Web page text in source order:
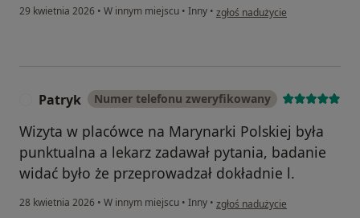
29 kwietnia 2026 • W innym miejscu • Inny • w opinii użytkownika LL
zgłoś nadużycie
Patryk Numer telefonu zweryfikowany
Wizyta w placówce na Marynarki Polskiej była
punktualna a lekarz zadawał pytania, badanie
widać było że przeprowadzał dokładnie l.
28 kwietnia 2026 • W innym miejscu • Inny • w opinii użytkownika Patryk
zgłoś nadużycie